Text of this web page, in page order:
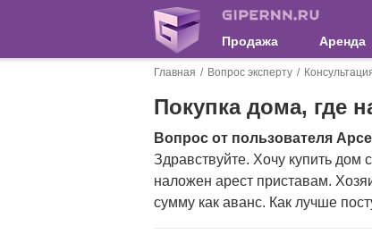
Продажа Аренда
Главная Вопрос эксперту
Покупка дома, где
Вопрос от пользователя
Здравствуйте. Хочу купить дом
наложен арест приставам.
сумму как аванс. Как лучше